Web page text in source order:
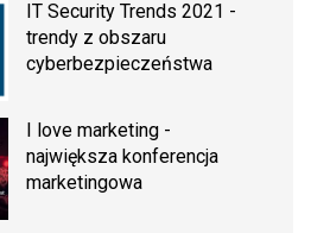
IT Security Trends 2021 -
trendy z obszaru
cyberbezpieczeństwa
I love marketing -
największa konferencja
marketingowa